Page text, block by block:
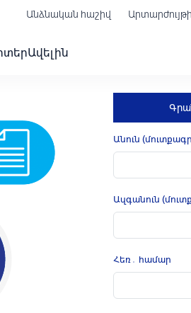
Անձնական հաշիվ
Ավելին
Անուն
Ազգանուն
Հեռ․ համար